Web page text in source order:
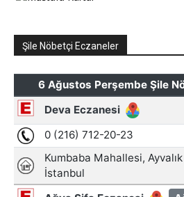
Şile Nöbetçi Eczaneler